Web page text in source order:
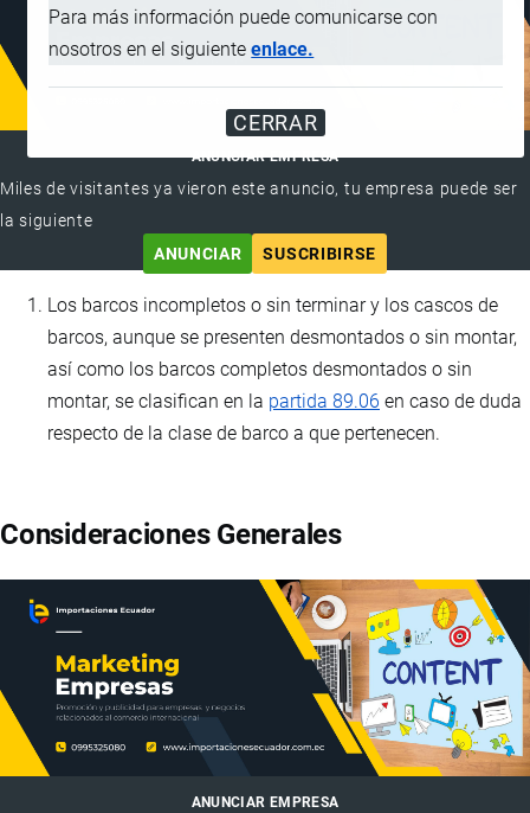
Para más información puede comunicarse con
nosotros en el siguienteenlace.
CERRAR
ANUNCIAR EMPRESA
Miles de visitantes ya vieron este anuncio, tu empresa puede ser
la siguiente
ANUNCIAR
SUSCRIBIRSE
Los barcos incompletos o sin terminar y los cascos de
barcos, aunque se presenten desmontados o sin montar,
así como los barcos completos desmontados o sin
montar, se clasifican en la partida 89.06 en caso de duda
respecto de la clase de barco a que pertenecen.
Consideraciones Generales
ANUNCIAR EMPRESA